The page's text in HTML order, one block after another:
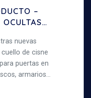
–
nuevas
de cisne
puertas en
armarios